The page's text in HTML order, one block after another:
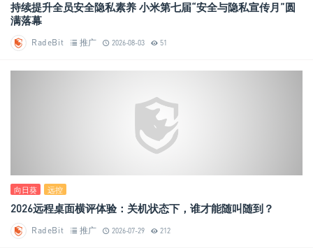
持续提升全员安全隐私素养 小米第七届“安全与隐私宣传月”圆
满落幕
RadeBit 推广 2026-08-03 51
向日葵 远控
2026远程桌面横评体验：关机状态下，谁才能随叫随到？
RadeBit 推广 2026-07-29 212